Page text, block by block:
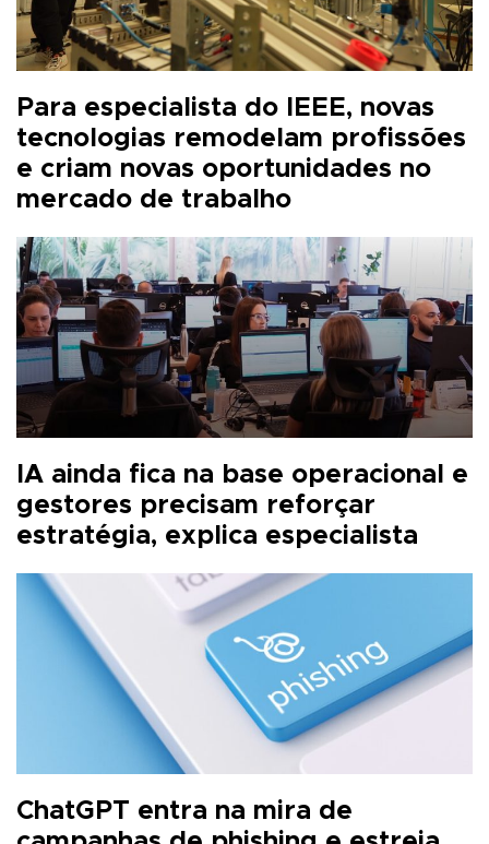
Para especialista do IEEE, novas
tecnologias remodelam profissões
e criam novas oportunidades no
mercado de trabalho
IA ainda fica na base operacional e
gestores precisam reforçar
estratégia, explica especialista
ChatGPT entra na mira de